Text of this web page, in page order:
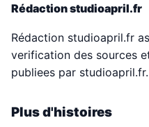
Rédaction studioapril.fr
Rédaction studioapril.fr
verification des sources
publiees par studioapril.fr.
Plus d'histoires